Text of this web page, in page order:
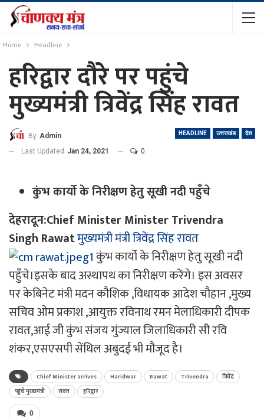
Home Headline
हरिद्वार दौरे पर पहुंचे
मुख्यमंत्री त्रिवेंद्र सिंह रावत
HEADLINE उत्तराखंड देश
By Admin
Last Updated Jan 24, 2021 0
कुंभ कार्यो के निरीक्षण हेतु सूखी नदी पहुँचे
देहरादून:Chief Minister Minister Trivendra
Singh Rawatमुख्यमंत्री मंत्री त्रिवेंद्र सिंह रावत
कुंभ कार्यो के निरीक्षण हेतु सूखी नदी
पहुँचे।इसके बाद अस्थापथ का निरीक्षण करेंगे। इस अवसर
पर केबिनेट मंत्री मदन कौशिक ,विधायक आदेश चौहान ,मुख्य
सचिव ओम प्रकाश ,आयुक्त रविनाथ रमन मेलाधिकारी दीपक
रावत,आई जी कुंभ संजय गुंज्याल जिलाधिकारी सी रवि
शंकर,एसएसपी सेंथिल अबुदई भी मौजूद है।
Chief Minister arrives Haridwar Rawat Trivendra
त्रिवेंद्र
पहुंचे मुख्यमंत्री
रावत हरिद्वार
0